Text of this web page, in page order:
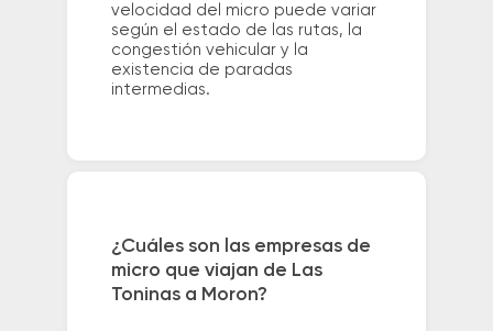
velocidad del micro puede variar
según el estado de las rutas, la
congestión vehicular y la
existencia de paradas
intermedias.
¿Cuáles son las empresas de
micro que viajan de Las
Toninas a Moron?